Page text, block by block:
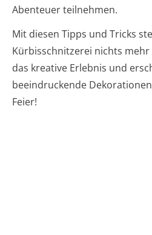
Abenteuer teilnehmen.
Mit diesen Tipps und Tricks
Kürbisschnitzerei nichts mehr
das kreative Erlebnis und
beeindruckende
Feier!